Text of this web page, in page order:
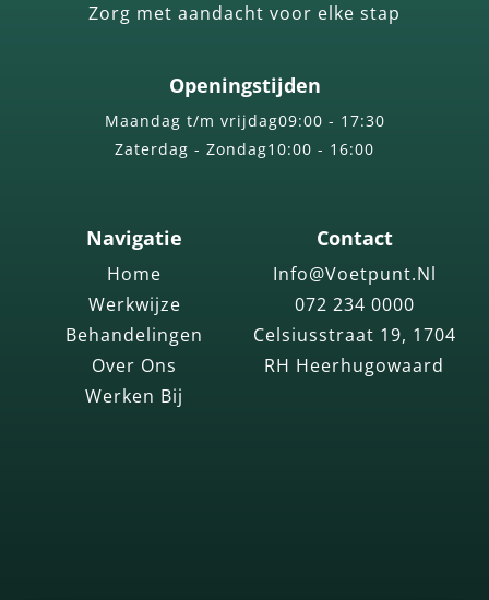
Zorg met aandacht voor elke stap
Openingstijden
Maandag t/m vrijdag09:00 - 17:30
Zaterdag - Zondag10:00 - 16:00
Navigatie
Home
Werkwijze
Behandelingen
Over Ons
Werken Bij
Contact
Info@voetpunt.nl
072 234 0000
Celsiusstraat 19, 1704
RH Heerhugowaard